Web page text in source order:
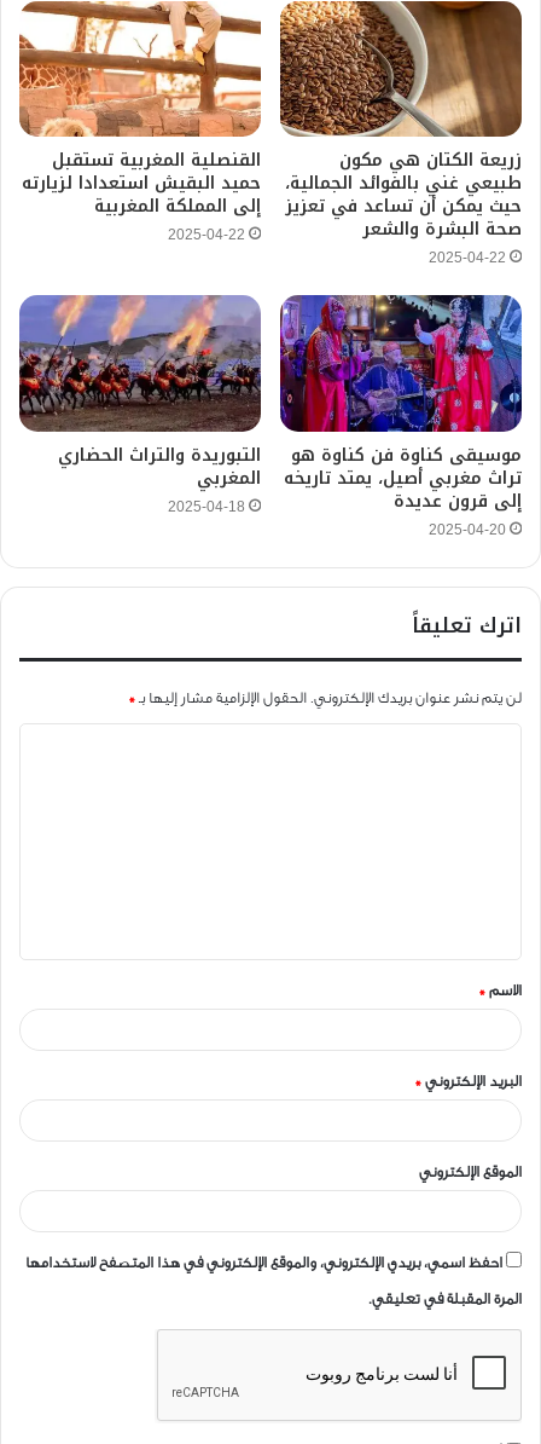
زريعة الكتان هي مكون
طبيعي غني بالفوائد الجمالية،
حيث يمكن أن تساعد في تعزيز
صحة البشرة والشعر
2025-04-22
القنصلية المغربية تستقبل
حميد البقيش استعدادا لزيارته
إلى المملكة المغربية
2025-04-22
موسيقى كناوة فن كناوة هو
تراث مغربي أصيل، يمتد تاريخه
إلى قرون عديدة
2025-04-20
التبوريدة والتراث الحضاري
المغربي
2025-04-18
اترك تعليقاً
لن يتم نشر عنوان بريدك الإلكتروني. الحقول الإلزامية مشار إليها بـ*
ق
*الاسم *
البريد الإلكتروني *
الموقع الإلكتروني
احفظ اسمي، بريدي الإلكتروني، والموقع الإلكتروني في هذا المتصفح لاستخدامها
المرة المقبلة في تعليقي.